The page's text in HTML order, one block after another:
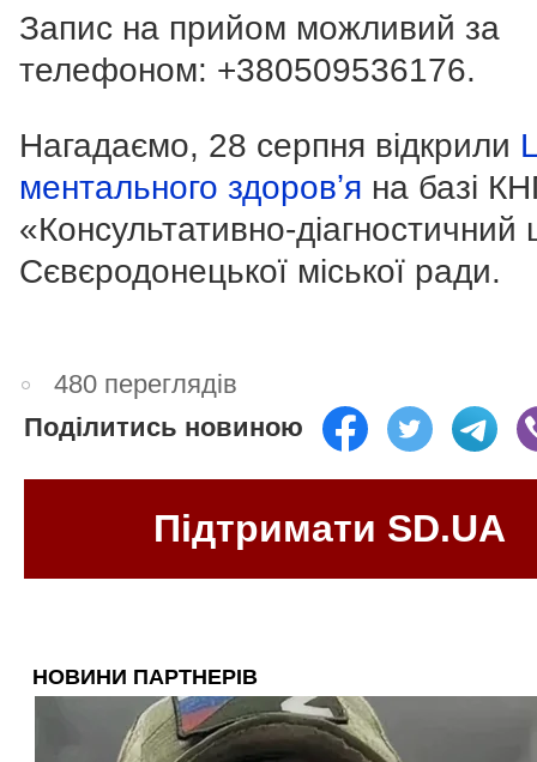
Запис на прийом можливий за
телефоном: +380509536176.
Нагадаємо, 28 серпня відкрили
ментального здоровʼя на базі
«Консультативно-діагностичний
Сєвєродонецької міської ради.
480 переглядів
Поділитись новиною
Підтримати SD.UA